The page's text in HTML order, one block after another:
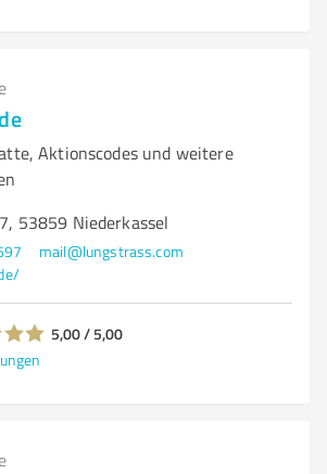
Aktionscodes und weitere
53859 Niederkassel
mail@lungstrass.com
5,00 / 5,00